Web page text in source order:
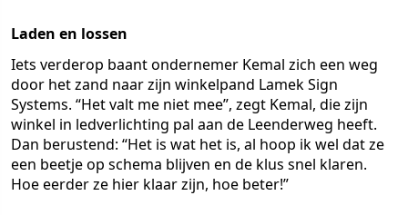
Laden en lossen
Iets verderop baant ondernemer Kemal zich een weg
door het zand naar zijn winkelpand Lamek Sign
Systems. “Het valt me niet mee”, zegt Kemal, die zijn
winkel in ledverlichting pal aan de Leenderweg heeft.
Dan berustend: “Het is wat het is, al hoop ik wel dat ze
een beetje op schema blijven en de klus snel klaren.
Hoe eerder ze hier klaar zijn, hoe beter!”